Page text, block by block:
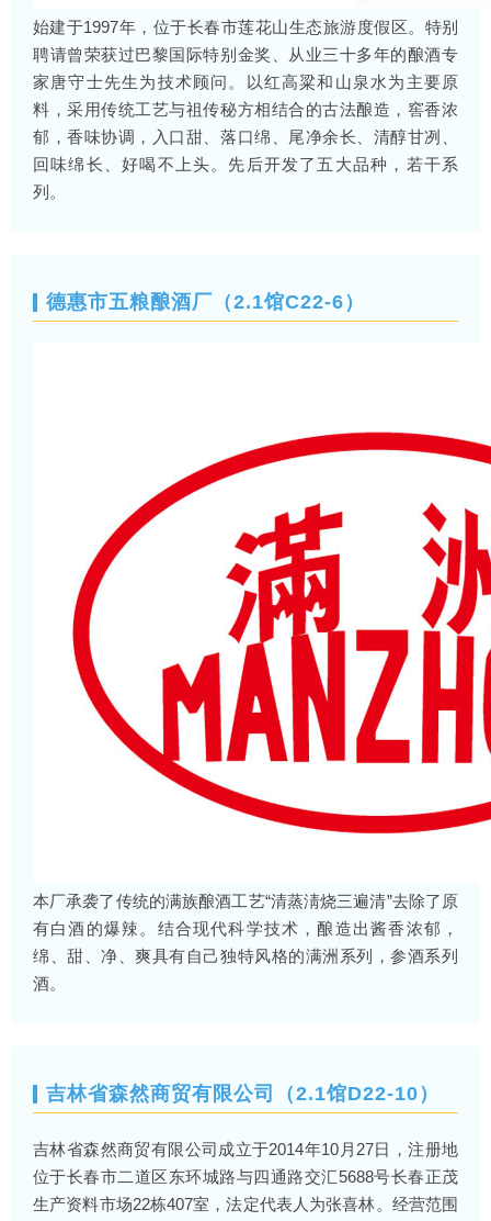
始建于1997年，位于长春市莲花山生态旅游度假区。特别
聘请曾荣获过巴黎国际特别金奖、从业三十多年的酿酒专
家唐守士先生为技术顾问。以红高粱和山泉水为主要原
料，采用传统工艺与祖传秘方相结合的古法酿造，窖香浓
郁，香味协调，入口甜、落口绵、尾净余长、清醇甘冽、
回味绵长、好喝不上头。先后开发了五大品种，若干系
列。
德惠市五粮酿酒厂（2.1馆C22-6）
本厂承袭了传统的满族酿酒工艺“清蒸淸烧三遍清”去除了原
有白酒的爆辣。结合现代科学技术，酿造出酱香浓郁，
绵、甜、净、爽具有自己独特风格的满洲系列，参酒系列
酒。
吉林省森然商贸有限公司（2.1馆D22-10）
吉林省森然商贸有限公司成立于2014年10月27日，注册地
位于长春市二道区东环城路与四通路交汇5688号长春正茂
生产资料市场22栋407室，法定代表人为张喜林。经营范围